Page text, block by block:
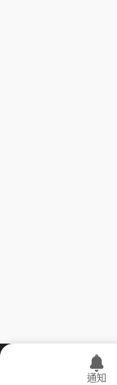
通知